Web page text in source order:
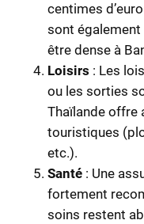
centimes
sont
être dense à
Loisirs : Les
ou les sorties
Thaïlande offre
touristiques
etc.).
Santé : Une
fortement
soins restent